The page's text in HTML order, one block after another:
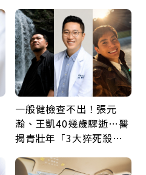
一般健檢查不出！張元
瀚、王凱40幾歲驟逝…醫
揭青壯年「3大猝死殺
雷